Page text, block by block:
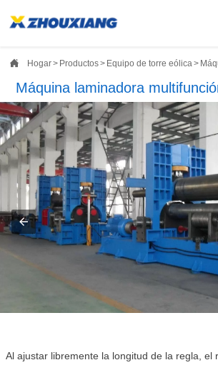
 Hogar> Productos> Equipo de torre eólica >
Máquina laminadora
Al ajustar libremente la longitud de la regla, el